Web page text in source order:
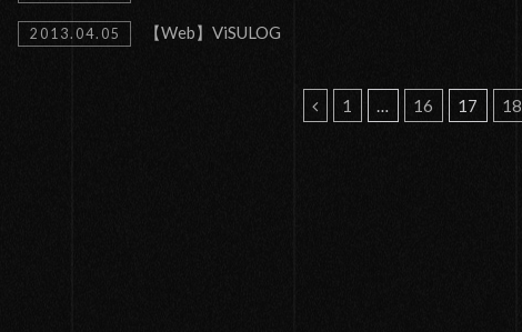
2013.04.05 【Web】ViSULOG
1 16 17 18